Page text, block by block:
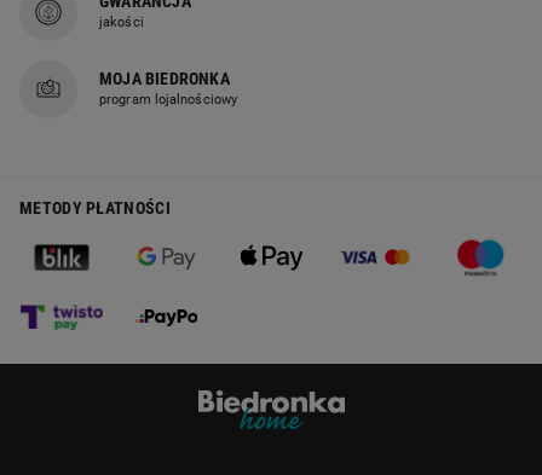
jakości
MOJA BIEDRONKA
program lojalnościowy
METODY PŁATNOŚCI